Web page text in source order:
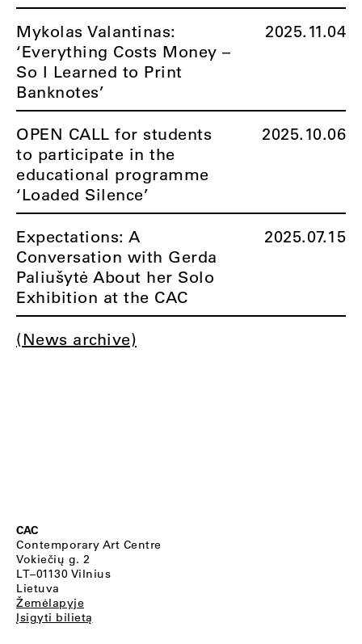
Mykolas Valantinas:
‘Everything Costs Money –
So I Learned to Print
Banknotes’
2025.11.04
OPEN CALL for students
to participate in the
educational programme
‘Loaded Silence’
2025.10.06
Expectations: A
Conversation with Gerda
Paliušytė About her Solo
Exhibition at the CAC
2025.07.15
(News archive)
CAC
Contemporary Art Centre
Vokiečių g. 2
LT–01130 Vilnius
Lietuva
Žemėlapyje
Įsigyti bilietą